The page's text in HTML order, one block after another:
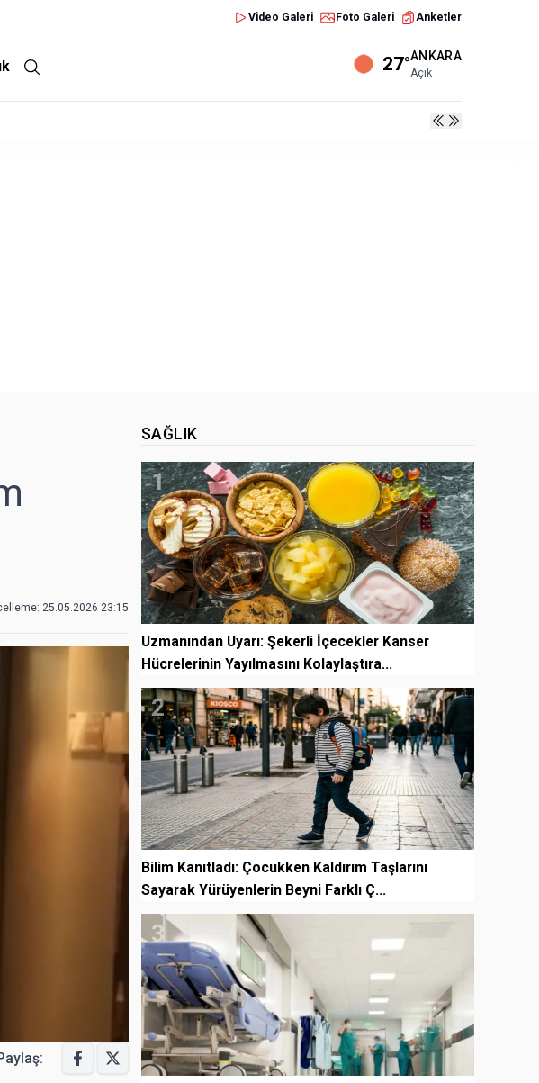
Video Galeri Foto Galeri Anketler
27°ANKARA
Açık
25.05.2026 23:15
SAĞLIK
1
Uzmanından Uyarı: Şekerli İçecekler Kanser
Hücrelerinin Yayılmasını Kolaylaştıra...
2
Bilim Kanıtladı: Çocukken Kaldırım Taşlarını
Sayarak Yürüyenlerin Beyni Farklı Ç...
3